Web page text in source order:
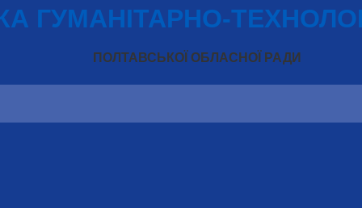
ГУМАНІТАРНО-
ПОЛТАВСЬКОЇ ОБЛАСНОЇ РАДИ